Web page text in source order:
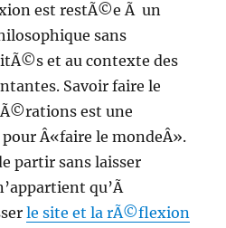
est restÃ©e Ã un
sans
et au contexte des
Savoir faire le
est une
Â«faire le mondeÂ».
partir sans laisser
qu’Ã
le site et la rÃ©flexion